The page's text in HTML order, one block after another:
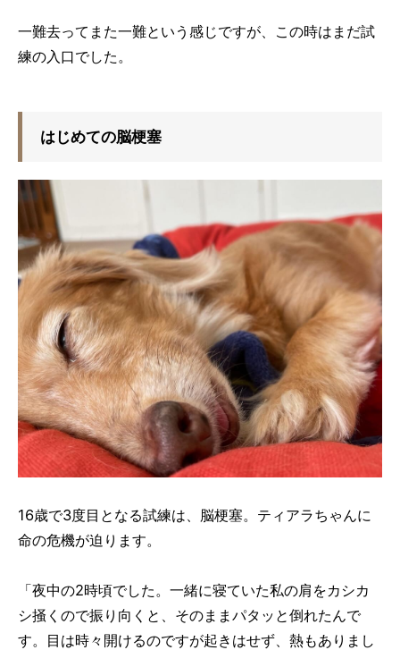
一難去ってまた一難という感じですが、この時はまだ試
練の入口でした。
はじめての脳梗塞
16歳で3度目となる試練は、脳梗塞。ティアラちゃんに
命の危機が迫ります。
「夜中の2時頃でした。一緒に寝ていた私の肩をカシカ
シ掻くので振り向くと、そのままパタッと倒れたんで
す。目は時々開けるのですが起きはせず、熱もありまし